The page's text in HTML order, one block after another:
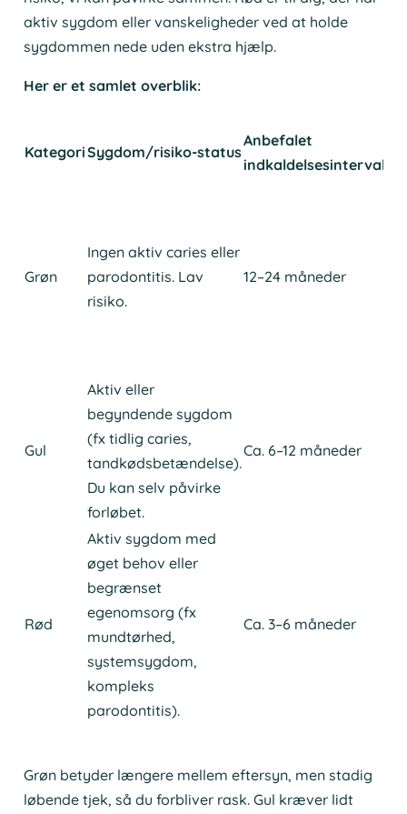
aktiv sygdom eller vanskeligheder ved at holde
sygdommen nede uden ekstra hjælp.
Her er et samlet overblik:
KategoriSygdom/risiko-status
Anbefalet
indkaldelsesinterval
Grøn
Ingen aktiv caries eller
parodontitis. Lav
risiko.
12–24 måneder
Gul
Aktiv eller
begyndende sygdom
(fx tidlig caries,
tandkødsbetændelse).
Du kan selv påvirke
forløbet.
Ca. 6–12 måneder
Rød
Aktiv sygdom med
øget behov eller
begrænset
egenomsorg (fx
mundtørhed,
systemsygdom,
kompleks
parodontitis).
Ca. 3–6 måneder
Grøn betyder længere mellem eftersyn, men stadig
løbende tjek, så du forbliver rask. Gul kræver lidt